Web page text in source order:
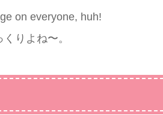
on everyone, huh!
りよね〜。